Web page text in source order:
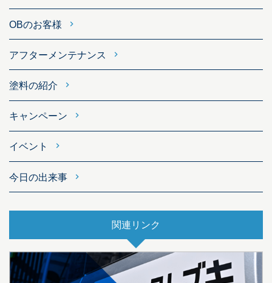
OBのお客様
アフターメンテナンス
塗料の紹介
キャンペーン
イベント
今日の出来事
関連リンク